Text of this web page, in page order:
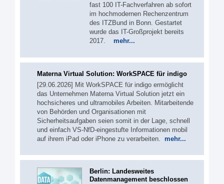
fast 100 IT-Fachverfahren ab sofort
im hochmodernen Rechenzentrum
des ITZBund in Bonn. Gestartet
wurde das IT-Großprojekt bereits
2017. mehr...
Materna Virtual Solution: WorkSPACE für indigo
[29.06.2026] Mit WorkSPACE für indigo ermöglicht
das Unternehmen Materna Virtual Solution jetzt ein
hochsicheres und ultramobiles Arbeiten. Mitarbeitende
von Behörden und Organisationen mit
Sicherheitsaufgaben seien somit in der Lage, schnell
und einfach VS-NfD-eingestufte Informationen mobil
auf ihrem iPad oder iPhone zu verarbeiten. mehr...
Berlin: Landesweites
Datenmanagement beschlossen